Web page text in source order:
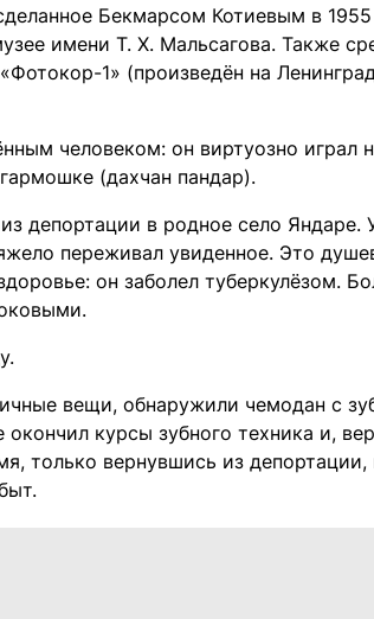
Бекмарсом Котиевым в
имени Т. Х. Мальсагова. Также
1» (произведён на
человеком: он виртуозно играл
(дахчан пандар).
депортации в родное село Яндаре.
переживал увиденное. Это
он заболел туберкулёзом.
вещи, обнаружили чемодан с
курсы зубного техника и,
только вернувшись из